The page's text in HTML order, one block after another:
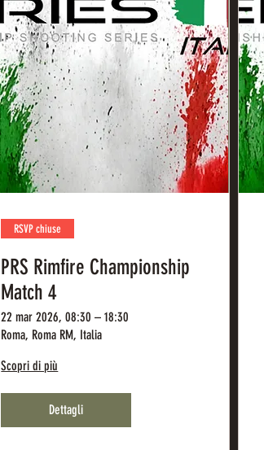
RSVP chiuse
PRS Rimfire Championship
Match 4
22 mar 2026, 08:30 – 18:30
Roma, Roma RM, Italia
Scopri di più
Dettagli